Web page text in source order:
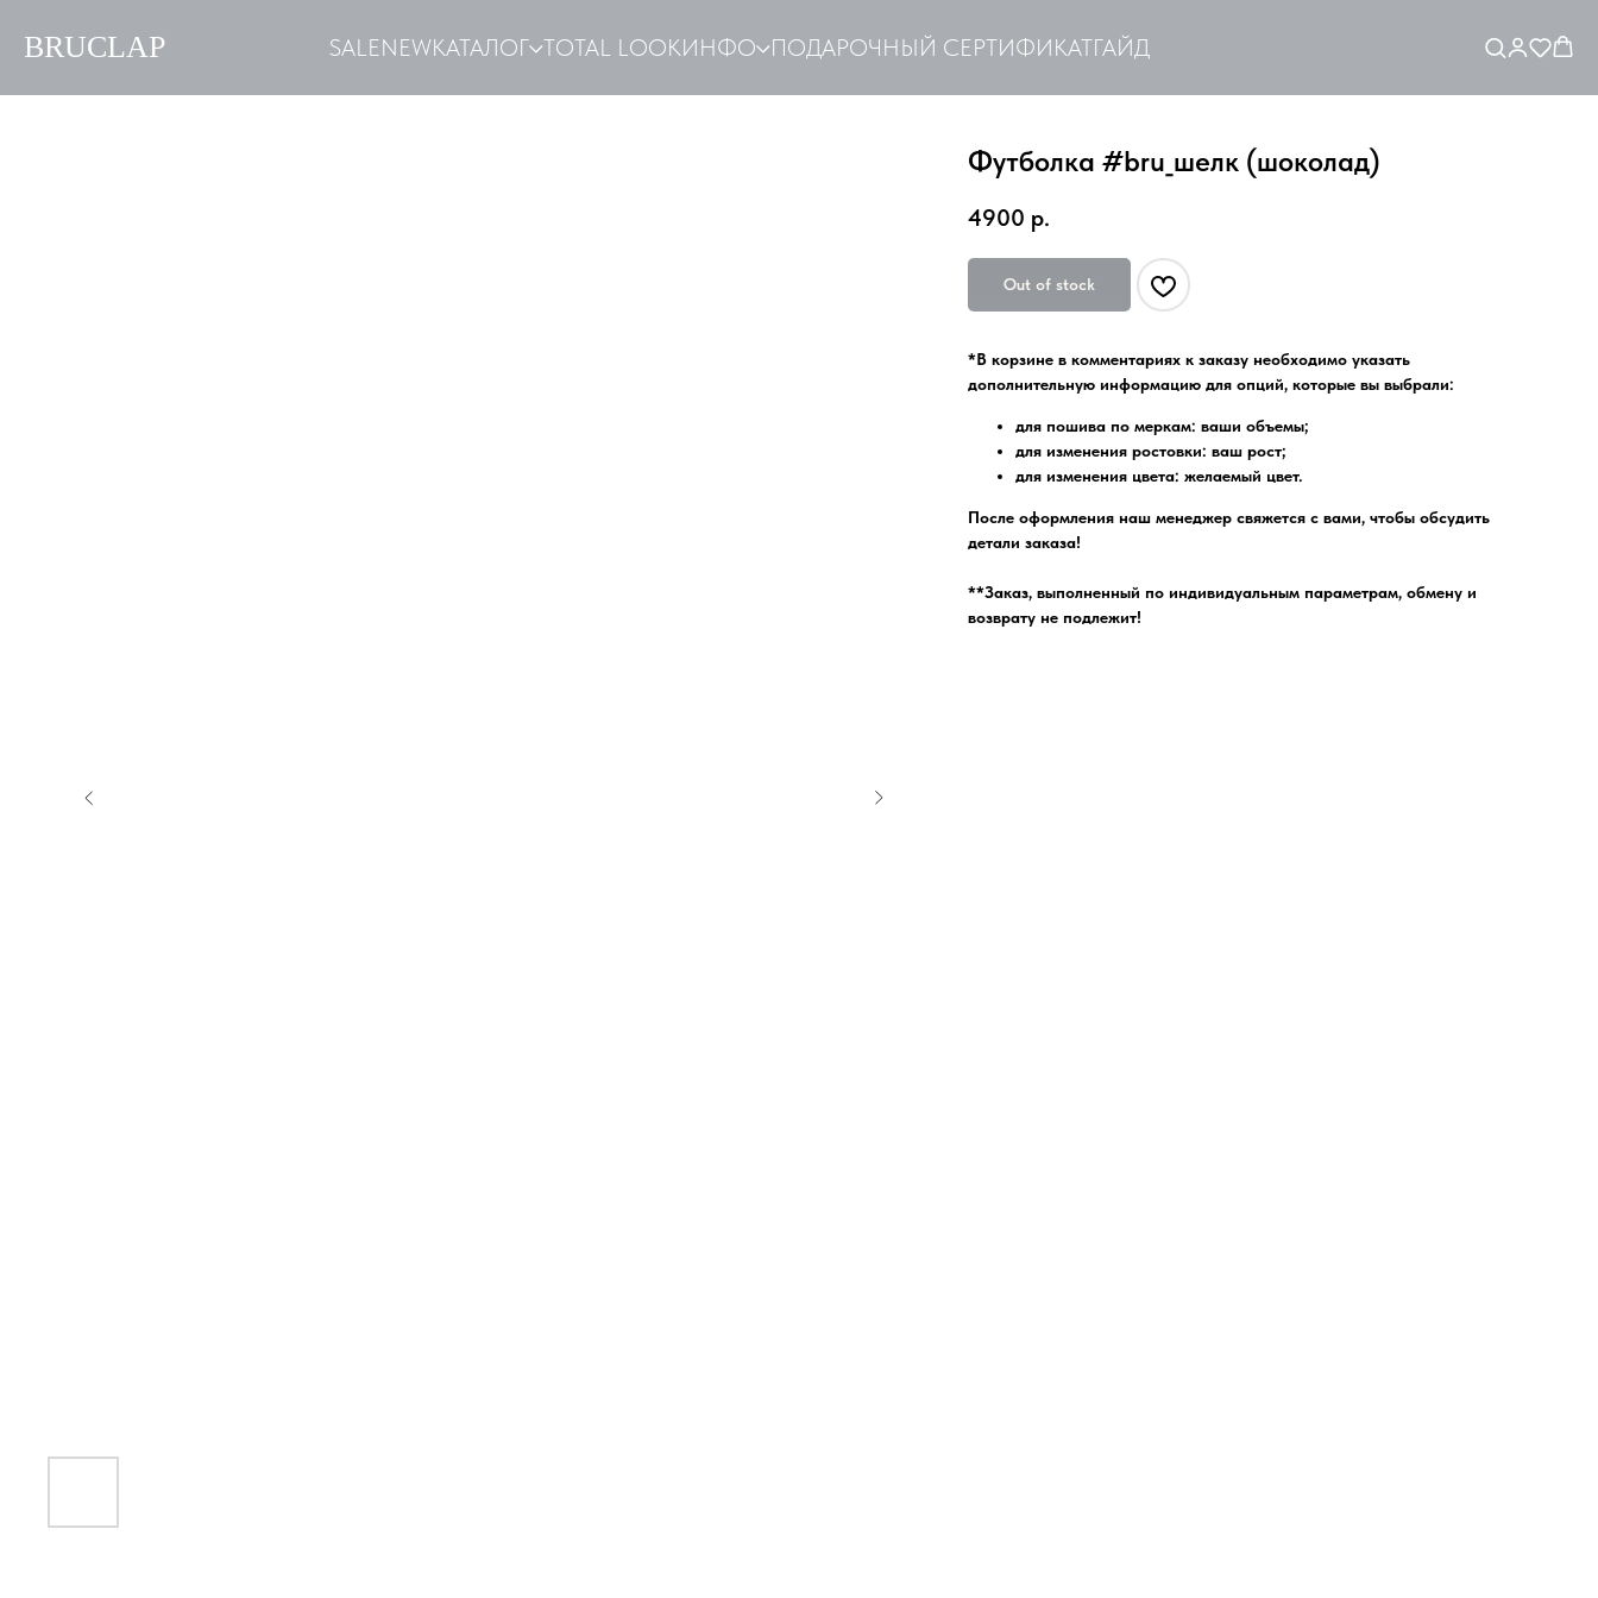
BRUCLAP SALENEWКАТАЛОГ TOTAL LOOKИНФО ПОДАРОЧНЫЙ СЕРТИФИКАТГАЙД
Футболка #bru_шелк (шоколад)
4900 р.
Out of stock
*В корзине в комментариях к заказу необходимо указать
дополнительную информацию для опций, которые вы выбрали:
для пошива по меркам: ваши объемы;
для изменения ростовки: ваш рост;
для изменения цвета: желаемый цвет.
После оформления наш менеджер свяжется с вами, чтобы обсудить
детали заказа!
**Заказ, выполненный по индивидуальным параметрам, обмену и
возврату не подлежит!